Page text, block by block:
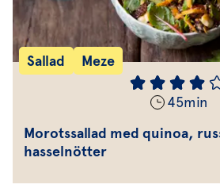
Sallad Meze
45min
Morotssallad med quinoa,
hasselnötter